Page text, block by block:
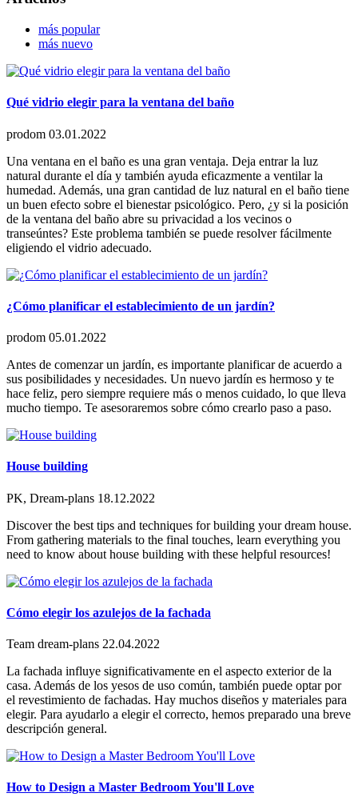
más popular
más nuevo
Qué vidrio elegir para la ventana del baño
prodom 03.01.2022
Una ventana en el baño es una gran ventaja. Deja entrar la luz
natural durante el día y también ayuda eficazmente a ventilar la
humedad. Además, una gran cantidad de luz natural en el baño tiene
un buen efecto sobre el bienestar psicológico. Pero, ¿y si la posición
de la ventana del baño abre su privacidad a los vecinos o
transeúntes? Este problema también se puede resolver fácilmente
eligiendo el vidrio adecuado.
¿Cómo planificar el establecimiento de un jardín?
prodom 05.01.2022
Antes de comenzar un jardín, es importante planificar de acuerdo a
sus posibilidades y necesidades. Un nuevo jardín es hermoso y te
hace feliz, pero siempre requiere más o menos cuidado, lo que lleva
mucho tiempo. Te asesoraremos sobre cómo crearlo paso a paso.
House building
PK, Dream-plans 18.12.2022
Discover the best tips and techniques for building your dream house.
From gathering materials to the final touches, learn everything you
need to know about house building with these helpful resources!
Cómo elegir los azulejos de la fachada
Team dream-plans 22.04.2022
La fachada influye significativamente en el aspecto exterior de la
casa. Además de los yesos de uso común, también puede optar por
el revestimiento de fachadas. Hay muchos diseños y materiales para
elegir. Para ayudarlo a elegir el correcto, hemos preparado una breve
descripción general.
How to Design a Master Bedroom You'll Love